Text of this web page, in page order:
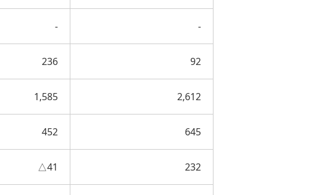
- -
236 92
1,585 2,612
452 645
△41 232